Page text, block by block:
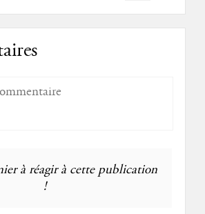
à réagir à cette publication
!